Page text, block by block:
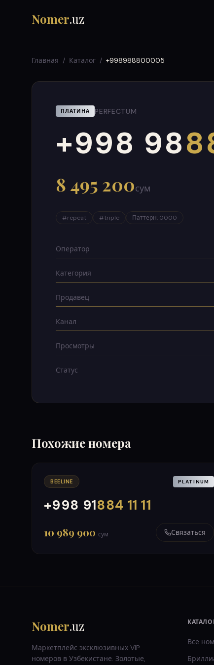
Nomer.uz
Главная / Каталог / +998988800005
ПЛАТИНА PERFECTUM
+998 98
000
999
8 495 200сум
#repeat #triple Паттерн: 0000
Оператор
Категория
Продавец
Канал
Просмотры
Статус
Похожие номера
BEELINE PLATINUM
+998 91884 11 11
000
999
10 989 900 сум Связаться
Nomer.uz
Маркетплейс эксклюзивных VIP
номеров в Узбекистане. Золотые,
Все